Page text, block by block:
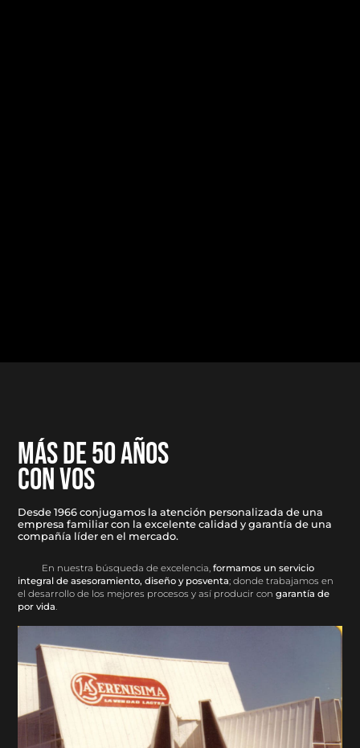
MÁS DE 50 AÑOS
CON VOS
Desde 1966 conjugamos la atención personalizada de una
empresa familiar con la excelente calidad y garantía de una
compañía líder en el mercado.
En nuestra búsqueda de excelencia,formamos un servicio
integral de asesoramiento, diseño y posventa; donde trabajamos en
el desarrollo de los mejores procesos y así producir congarantía de
por vida.